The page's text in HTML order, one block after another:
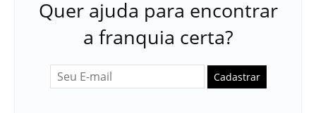
Quer ajuda para encontrar
a franquia certa?
Cadastrar